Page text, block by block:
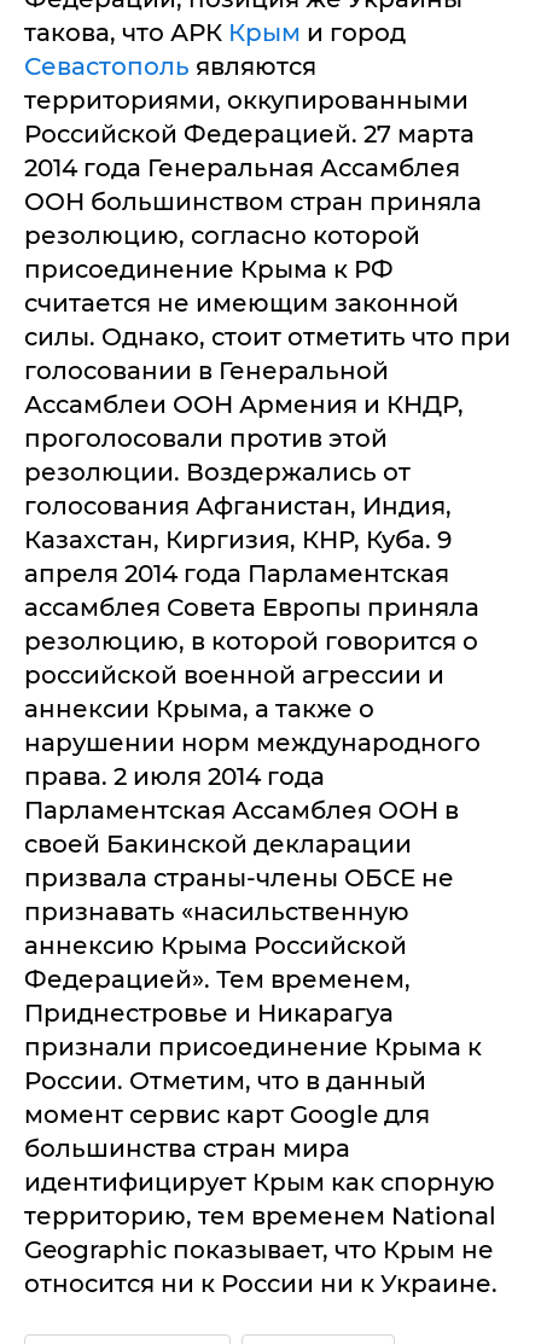
такова, что АРК Крым и город
Севастополь являются
территориями, оккупированными
Российской Федерацией. 27 марта
2014 года Генеральная Ассамблея
ООН большинством стран приняла
резолюцию, согласно которой
присоединение Крыма к РФ
считается не имеющим законной
силы. Однако, стоит отметить что при
голосовании в Генеральной
Ассамблеи ООН Армения и КНДР,
проголосовали против этой
резолюции. Воздержались от
голосования Афганистан, Индия,
Казахстан, Киргизия, КНР, Куба. 9
апреля 2014 года Парламентская
ассамблея Совета Европы приняла
резолюцию, в которой говорится о
российской военной агрессии и
аннексии Крыма, а также о
нарушении норм международного
права. 2 июля 2014 года
Парламентская Ассамблея ООН в
своей Бакинской декларации
призвала страны-члены ОБСЕ не
признавать «насильственную
аннексию Крыма Российской
Федерацией». Тем временем,
Приднестровье и Никарагуа
признали присоединение Крыма к
России. Отметим, что в данный
момент сервис карт Google для
большинства стран мира
идентифицирует Крым как спорную
территорию, тем временем National
Geographic показывает, что Крым не
относится ни к России ни к Украине.